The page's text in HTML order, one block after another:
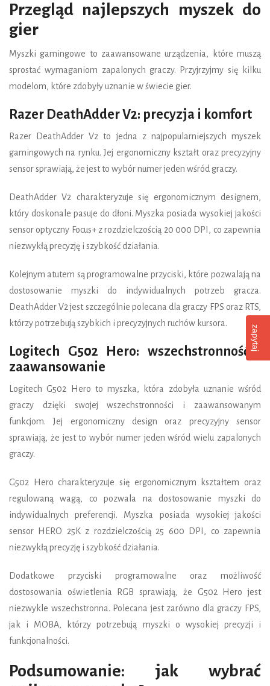
Przegląd najlepszych myszek do
gier
Myszki gamingowe to zaawansowane urządzenia, które muszą
sprostać wymaganiom zapalonych graczy. Przyjrzyjmy się kilku
modelom, które zdobyły uznanie w świecie gier.
Razer DeathAdder V2: precyzja i komfort
Razer DeathAdder V2 to jedna z najpopularniejszych myszek
gamingowych na rynku. Jej ergonomiczny kształt oraz precyzyjny
sensor sprawiają, że jest to wybór numer jeden wśród graczy.
DeathAdder V2 charakteryzuje się ergonomicznym designem,
który doskonale pasuje do dłoni. Myszka posiada wysokiej jakości
sensor optyczny Focus+ z rozdzielczością 20 000 DPI, co zapewnia
niezwykłą precyzję i szybkość działania.
Kolejnym atutem są programowalne przyciski, które pozwalają na
dostosowanie myszki do indywidualnych potrzeb gracza.
DeathAdder V2 jest szczególnie polecana dla graczy FPS oraz RTS,
którzy potrzebują szybkich i precyzyjnych ruchów kursora.
Logitech G502 Hero: wszechstronność i
zaawansowanie
Logitech G502 Hero to myszka, która zdobyła uznanie wśród
graczy dzięki swojej wszechstronności i zaawansowanym
funkcjom. Jej ergonomiczny design oraz precyzyjny sensor
sprawiają, że jest to wybór numer jeden wśród wielu zapalonych
graczy.
G502 Hero charakteryzuje się ergonomicznym kształtem oraz
regulowaną wagą, co pozwala na dostosowanie myszki do
indywidualnych preferencji. Myszka posiada wysokiej jakości
sensor HERO 25K z rozdzielczością 25 600 DPI, co zapewnia
niezwykłą precyzję i szybkość działania.
Dodatkowe przyciski programowalne oraz możliwość
dostosowania oświetlenia RGB sprawiają, że G502 Hero jest
niezwykle wszechstronna. Polecana jest zarówno dla graczy FPS,
jak i MOBA, którzy potrzebują myszki o wysokiej precyzji i
funkcjonalności.
Podsumowanie: jak wybrać
zapytaj